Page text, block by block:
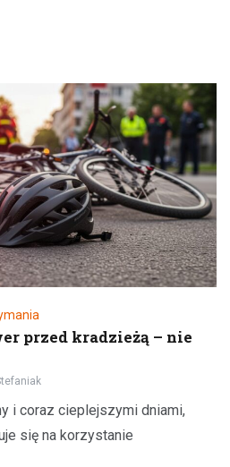
przed kradzieżą – nie
i coraz cieplejszymi dniami,
się na korzystanie